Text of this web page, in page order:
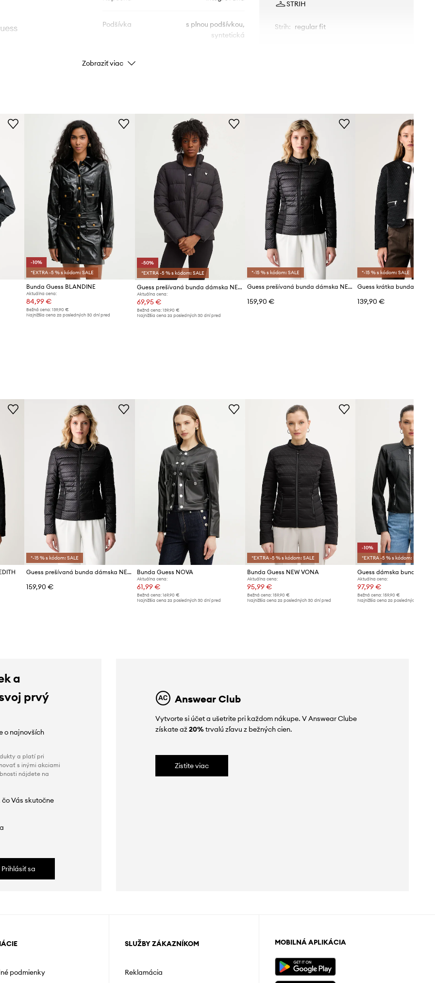
nízkej
a jeho
bundy, čím
ďalších
pred vetrom a
Podšívka
s plnou podšívkou,
syntetická
čierna
Značka
Výrobca
ID produktu
STRIH
Strih: regular fit
Tabuľka veľkostí
TECHNOLÓGIA
odolnosť voči vode (water-resistant)
Zobraziť viac
-10%
*EXTRA -5 % s kódom: SALE
Bunda Guess BLANDINE
Aktuálna cena:
84,99 €
Bežná cena: 139,90 €
Najnižšia cena za posledných 30 dní pred
-50%
*EXTRA -5 % s kódom: SALE
Guess prešívaná bunda dámska NEW CLAUDIA
Aktuálna cena:
69,95 €
Bežná cena: 139,90 €
Najnižšia cena za posledných 30 dní pred
*-15 % s kódom: SALE
Guess prešívaná bunda dámska NEW VONA
159,90 €
*-15 % s kódom: SALE
Guess krátka bunda
139,90 €
*-15 % s kódom: SALE
Guess prešívaná bunda dámska NEW VONA
159,90 €
Bunda Guess NOVA
Aktuálna cena:
61,99 €
Bežná cena: 169,90 €
Najnižšia cena za posledných 30 dní pred
*EXTRA -5 % s kódom: SALE
Bunda Guess NEW VONA
Aktuálna cena:
95,99 €
Bežná cena:159,90 €
Najnižšia cena za posledných 30 dní pred
-10%
*EXTRA -5 % s kódom: SALE
Guess dámska bunda
Aktuálna cena:
97,99 €
Bežná cena: 159,90 €
Najnižšia cena za posledných 30 dní
a
prvý
o najnovších
a platí pri
s inými akciami
nájdete na
Vás skutočne
Prihlásiť sa
Answear Club
Vytvorte si účet a ušetrite pri každom nákupe. V Answear Clube
získate až20%trvalú zľavu z bežných cien.
Zistite viac
podmienky
SLUŽBY ZÁKAZNÍKOM
Reklamácia
MOBILNÁ APLIKÁCIA